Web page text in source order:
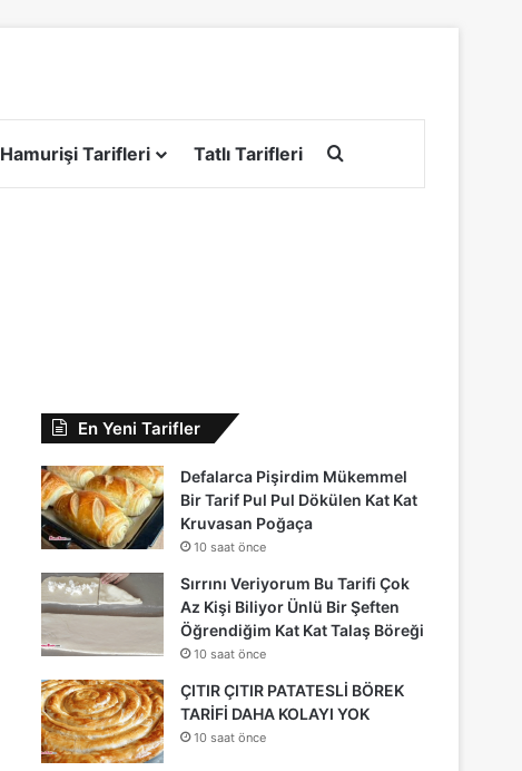
Hamurişi Tarifleri Tatlı Tarifleri
En Yeni Tarifler
Defalarca Pişirdim Mükemmel
Bir Tarif Pul Pul Dökülen Kat Kat
Kruvasan Poğaça
10 saat önce
Sırrını Veriyorum Bu Tarifi Çok
Az Kişi Biliyor Ünlü Bir Şeften
Öğrendiğim Kat Kat Talaş Böreği
10 saat önce
ÇITIR ÇITIR PATATESLİ BÖREK
TARİFİ DAHA KOLAYI YOK
10 saat önce